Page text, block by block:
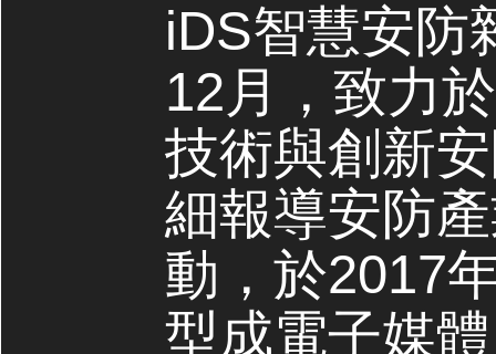
iDS智慧安防
12月，致力
技術與創新
細報導安防
動，於2017
型成電子媒